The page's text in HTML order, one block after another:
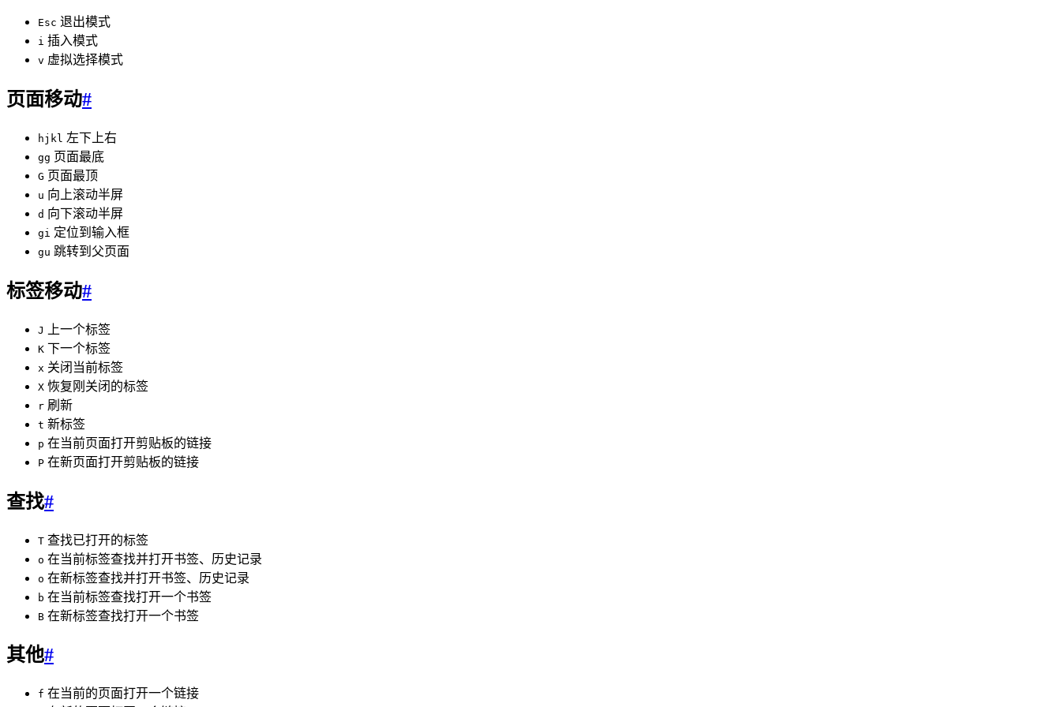
Esc 退出模式
i 插入模式
v 虚拟选择模式
页面移动#
hjkl 左下上右
gg 页面最底
G 页面最顶
u 向上滚动半屏
d 向下滚动半屏
gi 定位到输入框
gu 跳转到父页面
标签移动#
J 上一个标签
K 下一个标签
x 关闭当前标签
X 恢复刚关闭的标签
r 刷新
t 新标签
p 在当前页面打开剪贴板的链接
P 在新页面打开剪贴板的链接
查找#
T 查找已打开的标签
o 在当前标签查找并打开书签、历史记录
o 在新标签查找并打开书签、历史记录
b 在当前标签查找打开一个书签
B 在新标签查找打开一个书签
其他#
f 在当前的页面打开一个链接